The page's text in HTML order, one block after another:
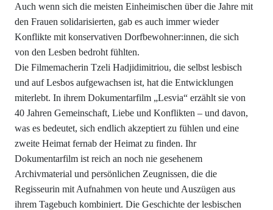
Auch wenn sich die meisten Einheimischen über die Jahre mit
den Frauen solidarisierten, gab es auch immer wieder
Konflikte mit konservativen Dorfbewohner:innen, die sich
von den Lesben bedroht fühlten.
Die Filmemacherin Tzeli Hadjidimitriou, die selbst lesbisch
und auf Lesbos aufgewachsen ist, hat die Entwicklungen
miterlebt. In ihrem Dokumentarfilm „Lesvia“ erzählt sie von
40 Jahren Gemeinschaft, Liebe und Konflikten – und davon,
was es bedeutet, sich endlich akzeptiert zu fühlen und eine
zweite Heimat fernab der Heimat zu finden. Ihr
Dokumentarfilm ist reich an noch nie gesehenem
Archivmaterial und persönlichen Zeugnissen, die die
Regisseurin mit Aufnahmen von heute und Auszügen aus
ihrem Tagebuch kombiniert. Die Geschichte der lesbischen